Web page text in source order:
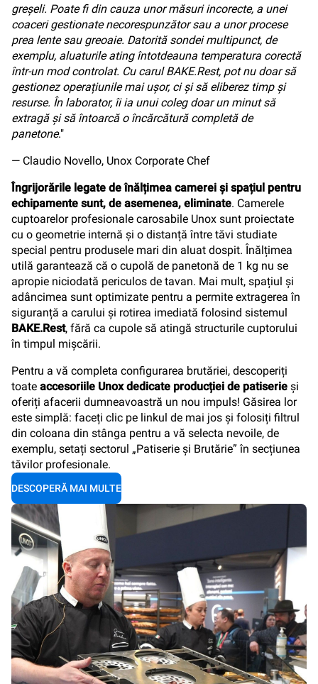
greșeli. Poate fi din cauza unor măsuri incorecte, a unei
coaceri gestionate necorespunzător sau a unor procese
prea lente sau greoaie. Datorită sondei multipunct, de
exemplu, aluaturile ating întotdeauna temperatura corectă
într-un mod controlat. Cu carul BAKE.Rest, pot nu doar să
gestionez operațiunile mai ușor, ci și să eliberez timp și
resurse. În laborator, îi ia unui coleg doar un minut să
extragă și să întoarcă o încărcătură completă de
panetone."
— Claudio Novello, Unox Corporate Chef
Îngrijorările legate de înălțimea camerei și spațiul pentru
echipamente sunt, de asemenea, eliminate. Camerele
cuptoarelor profesionale carosabile Unox sunt proiectate
cu o geometrie internă și o distanță între tăvi studiate
special pentru produsele mari din aluat dospit. Înălțimea
utilă garantează că o cupolă de panetonă de 1 kg nu se
apropie niciodată periculos de tavan. Mai mult, spațiul și
adâncimea sunt optimizate pentru a permite extragerea în
siguranță a carului și rotirea imediată folosind sistemul
BAKE.Rest, fără ca cupole să atingă structurile cuptorului
în timpul mișcării.
Pentru a vă completa configurarea brutăriei, descoperiți
toate accesoriile Unox dedicate producției de patiserie și
oferiți afacerii dumneavoastră un nou impuls! Găsirea lor
este simplă: faceți clic pe linkul de mai jos și folosiți filtrul
din coloana din stânga pentru a vă selecta nevoile, de
exemplu, setați sectorul „Patiserie și Brutărie” în secțiunea
tăvilor profesionale.
DESCOPERĂ MAI MULTE